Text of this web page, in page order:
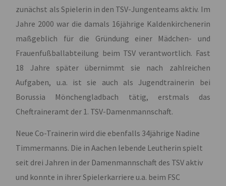
zunächst als Spielerin in den TSV-Jungenteams aktiv. Im
Jahre 2000 war die damals 16jährige Kaldenkirchenerin
maßgeblich für die Gründung einer Mädchen- und
Frauenfußballabteilung beim TSV verantwortlich. Fast
18 Jahre später übernimmt sie nach zahlreichen
Aufgaben, u.a. ist sie auch als Jugendtrainerin bei
Borussia Mönchengladbach tätig, erstmals das
Cheftraineramt der 1. TSV-Damenmannschaft.
Neue Co-Trainerin wird die ebenfalls 34jährige Nadine
Timmermanns. Die in Aachen lebende Leutherin spielt
seit drei Jahren in der Damenmannschaft des TSV aktiv
und konnte in ihrer Spielerkarriere u.a. beim FSC